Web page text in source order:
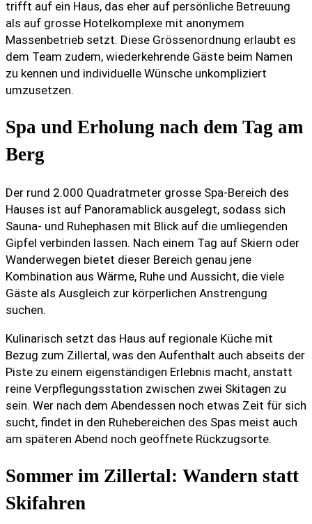
trifft auf ein Haus, das eher auf persönliche Betreuung
als auf grosse Hotelkomplexe mit anonymem
Massenbetrieb setzt. Diese Grössenordnung erlaubt es
dem Team zudem, wiederkehrende Gäste beim Namen
zu kennen und individuelle Wünsche unkompliziert
umzusetzen.
Spa und Erholung nach dem Tag am
Berg
Der rund 2.000 Quadratmeter grosse Spa-Bereich des
Hauses ist auf Panoramablick ausgelegt, sodass sich
Sauna- und Ruhephasen mit Blick auf die umliegenden
Gipfel verbinden lassen. Nach einem Tag auf Skiern oder
Wanderwegen bietet dieser Bereich genau jene
Kombination aus Wärme, Ruhe und Aussicht, die viele
Gäste als Ausgleich zur körperlichen Anstrengung
suchen.
Kulinarisch setzt das Haus auf regionale Küche mit
Bezug zum Zillertal, was den Aufenthalt auch abseits der
Piste zu einem eigenständigen Erlebnis macht, anstatt
reine Verpflegungsstation zwischen zwei Skitagen zu
sein. Wer nach dem Abendessen noch etwas Zeit für sich
sucht, findet in den Ruhebereichen des Spas meist auch
am späteren Abend noch geöffnete Rückzugsorte.
Sommer im Zillertal: Wandern statt
Skifahren